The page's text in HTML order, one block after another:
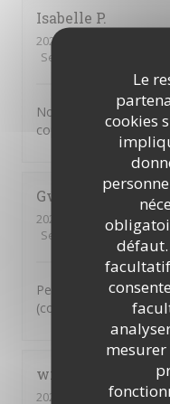
Le
cookies
Isabelle P
2026-08-09
Service
Nous avons pris les
copieuses Service
Gwen-Aëlle
2026-08-09
- 12:30 -
Service
/5 Ambiance:
Personnel accueillant
(copieux) excellents!!
william
2026-08-08
- 18:15 -